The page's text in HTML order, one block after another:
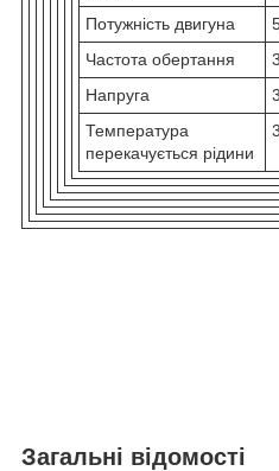
Потужність двигуна
Частота обертання
Напруга
Температура
перекачується рідини
Загальні відомості